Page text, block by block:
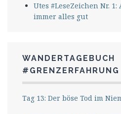
Utes #LeseZeichen Nr.
immer alles gut
WANDERTAGEBUCH
#GRENZERFAHRUNG
Tag 13: Der böse Tod im